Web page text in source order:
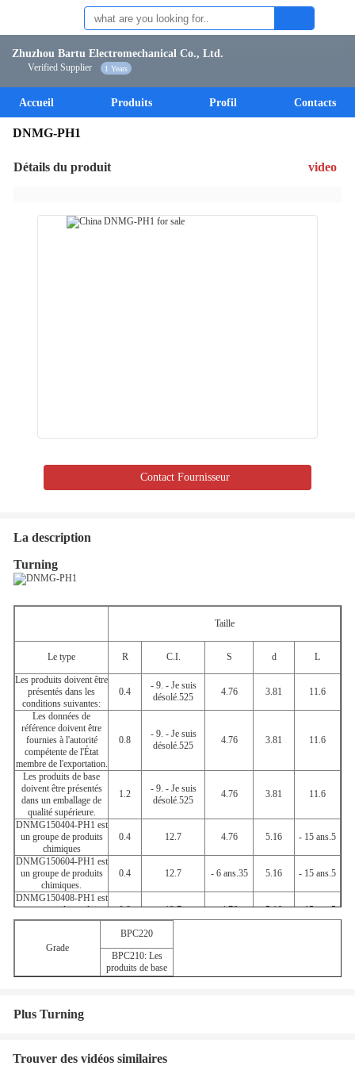
Zhuzhou Bartu Electromechanical Co., Ltd.
Verified Supplier 1 Years
Accueil Produits Profil Contacts
DNMG-PH1
Détails du produit video
Contact Fournisseur
La description
Turning
Taille
Le type R C.I. S d L
Les produits doivent être
présentés dans les
conditions suivantes:
0.4
- 9. - Je suis
désolé.525
4.76 3.81 11.6
Les données de
référence doivent être
fournies à l'autorité
compétente de l'État
membre de l'exportation.
0.8
- 9. - Je suis
désolé.525
4.76 3.81 11.6
Les produits de base
doivent être présentés
dans un emballage de
qualité supérieure.
1.2
- 9. - Je suis
désolé.525
4.76 3.81 11.6
DNMG150404-PH1 est
un groupe de produits
chimiques
0.4 12.7 4.76 5.16 - 15 ans.5
DNMG150604-PH1 est
un groupe de produits
chimiques.
0.4 12.7 - 6 ans.35 5.16 - 15 ans.5
DNMG150408-PH1 est
un groupe de produits
chimiques
0.8 12.7 4.76 5.16 - 15 ans.5
un groupe de produits
0.8 12.7
DNMG150412-PH1 1.2 12.7 4.76 5.16 - 15 ans.5
Grade
BPC220
BPC210: Les
produits de base
Plus Turning
Trouver des vidéos similaires